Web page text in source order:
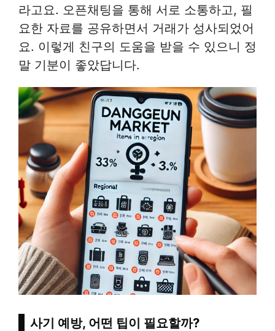
라고요. 오픈채팅을 통해 서로 소통하고, 필
요한 자료를 공유하면서 거래가 성사되었어
요. 이렇게 친구의 도움을 받을 수 있으니 정
말 기분이 좋았답니다.
사기 예방, 어떤 팁이 필요할까?